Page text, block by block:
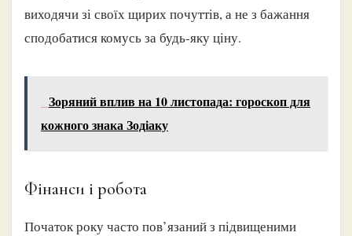
виходячи зі своїх щирих почуттів, а не з бажання
сподобатися комусь за будь-яку ціну.
Зоряний вплив на 10 листопада: гороскоп для
кожного знака Зодіаку
Фінанси і робота
Початок року часто пов’язаний з підвищеними